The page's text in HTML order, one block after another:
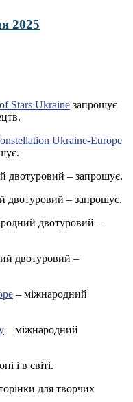
2025
Stars Ukraine запрошує
Ukraine-Europe
двотуровий – запрошує.
двотуровий – запрошує.
двотуровий –
двотуровий –
– міжнародний
– міжнародний
і в світі.
для творчих